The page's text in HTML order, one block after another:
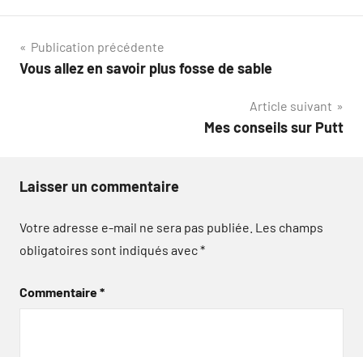
Navigation
de
Publication précédente
Vous allez en savoir plus fosse de sable
Article suivant
Mes conseils sur Putt
Laisser un commentaire
Votre adresse e-mail ne sera pas publiée. Les champs
obligatoires sont indiqués avec*
Commentaire*